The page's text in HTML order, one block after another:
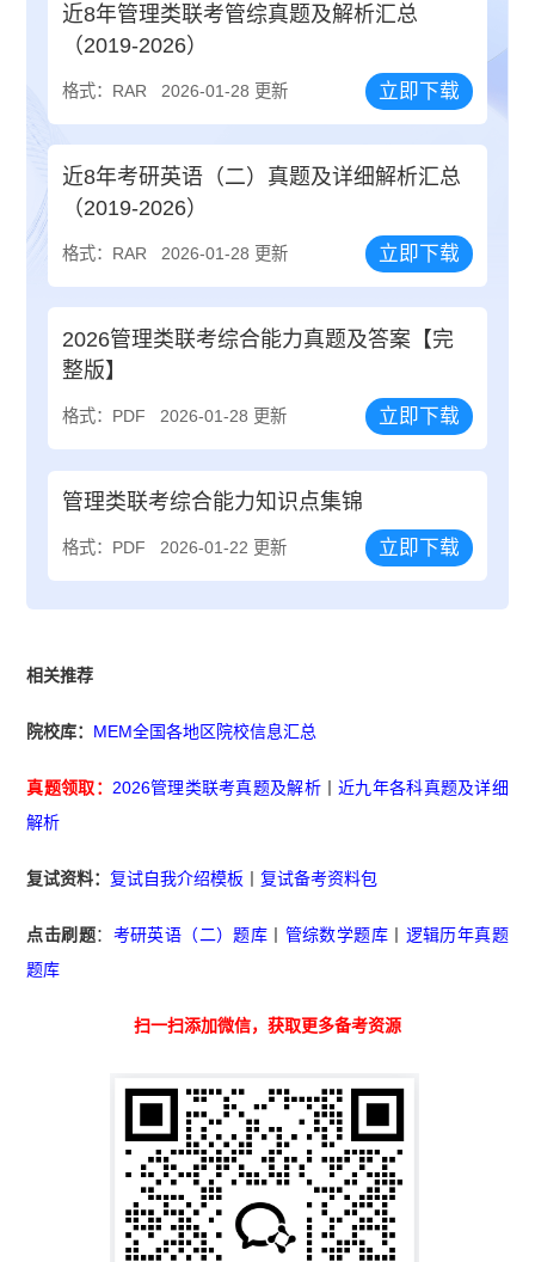
近8年管理类联考管综真题及解析汇总
（2019-2026）
格式：RAR 2026-01-28 更新 立即下载
近8年考研英语（二）真题及详细解析汇总
（2019-2026）
格式：RAR 2026-01-28 更新 立即下载
2026管理类联考综合能力真题及答案【完
整版】
格式：PDF 2026-01-28 更新 立即下载
管理类联考综合能力知识点集锦
格式：PDF 2026-01-22 更新 立即下载
相关推荐
院校库： MEM全国各地区院校信息汇总
真题领取： 2026管理类联考真题及解析丨近九年各科真题及详细
解析
复试资料：复试自我介绍模板 丨复试备考资料包
点击刷题： 考研英语（二）题库 管综数学题库
逻辑历年真题
题库
扫一扫添加微信，获取更多备考资源